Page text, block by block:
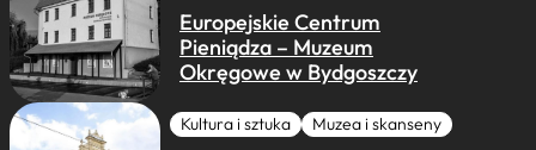
Europejskie Centrum
Pieniądza – Muzeum
Okręgowe w Bydgoszczy
Kultura i sztuka Muzea i skanseny